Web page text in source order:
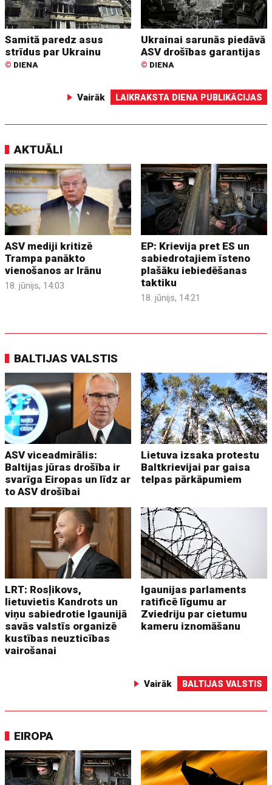
Samitā paredz asus
strīdus par Ukrainu
© DIENA
Ukrainai sarunās piedāvā
ASV drošības garantijas
© DIENA
Vairāk LAIKRAKSTA DIENA PUBLIKĀCIJAS
AKTUĀLI
ASV mediji kritizē
Trampa panākto
vienošanos ar Irānu
18. jūnijs, 14:03
EP: Krievija pret ES un
sabiedrotajiem īsteno
plašāku iebiedēšanas
taktiku
18. jūnijs, 14:21
BALTIJAS VALSTIS
ASV viceadmirālis:
Baltijas jūras drošība ir
svarīga Eiropas un līdz ar
to ASV drošībai
Lietuva izsaka protestu
Baltkrievijai par gaisa
telpas pārkāpumiem
LRT: Rosļikovs,
lietuvietis Kandrots un
viņu sabiedrotie Igaunijā
savās valstīs organizē
kustības neuzticības
vairošanai
Igaunijas parlaments
ratificē līgumu ar
Zviedriju par cietumu
kameru iznomāšanu
Vairāk BALTIJAS VALSTIS
EIROPA